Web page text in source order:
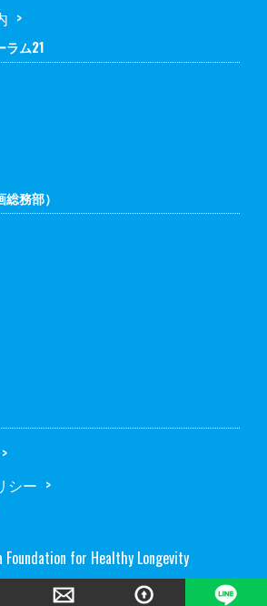
ラム21
務部）
シー
Foundation for Healthy Longevity